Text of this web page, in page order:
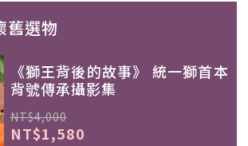
舊選物
《獅王背後的故事》 統一獅首本
背號傳承攝影集
NT$4,000
NT$1,580